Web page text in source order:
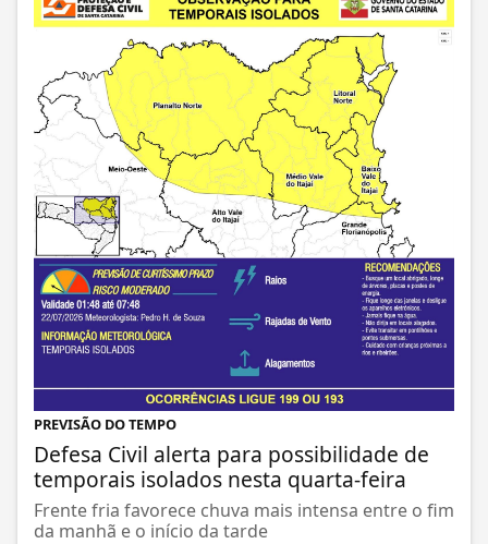
PREVISÃO DO TEMPO
Defesa Civil alerta para possibilidade de
temporais isolados nesta quarta-feira
Frente fria favorece chuva mais intensa entre o fim
da manhã e o início da tarde